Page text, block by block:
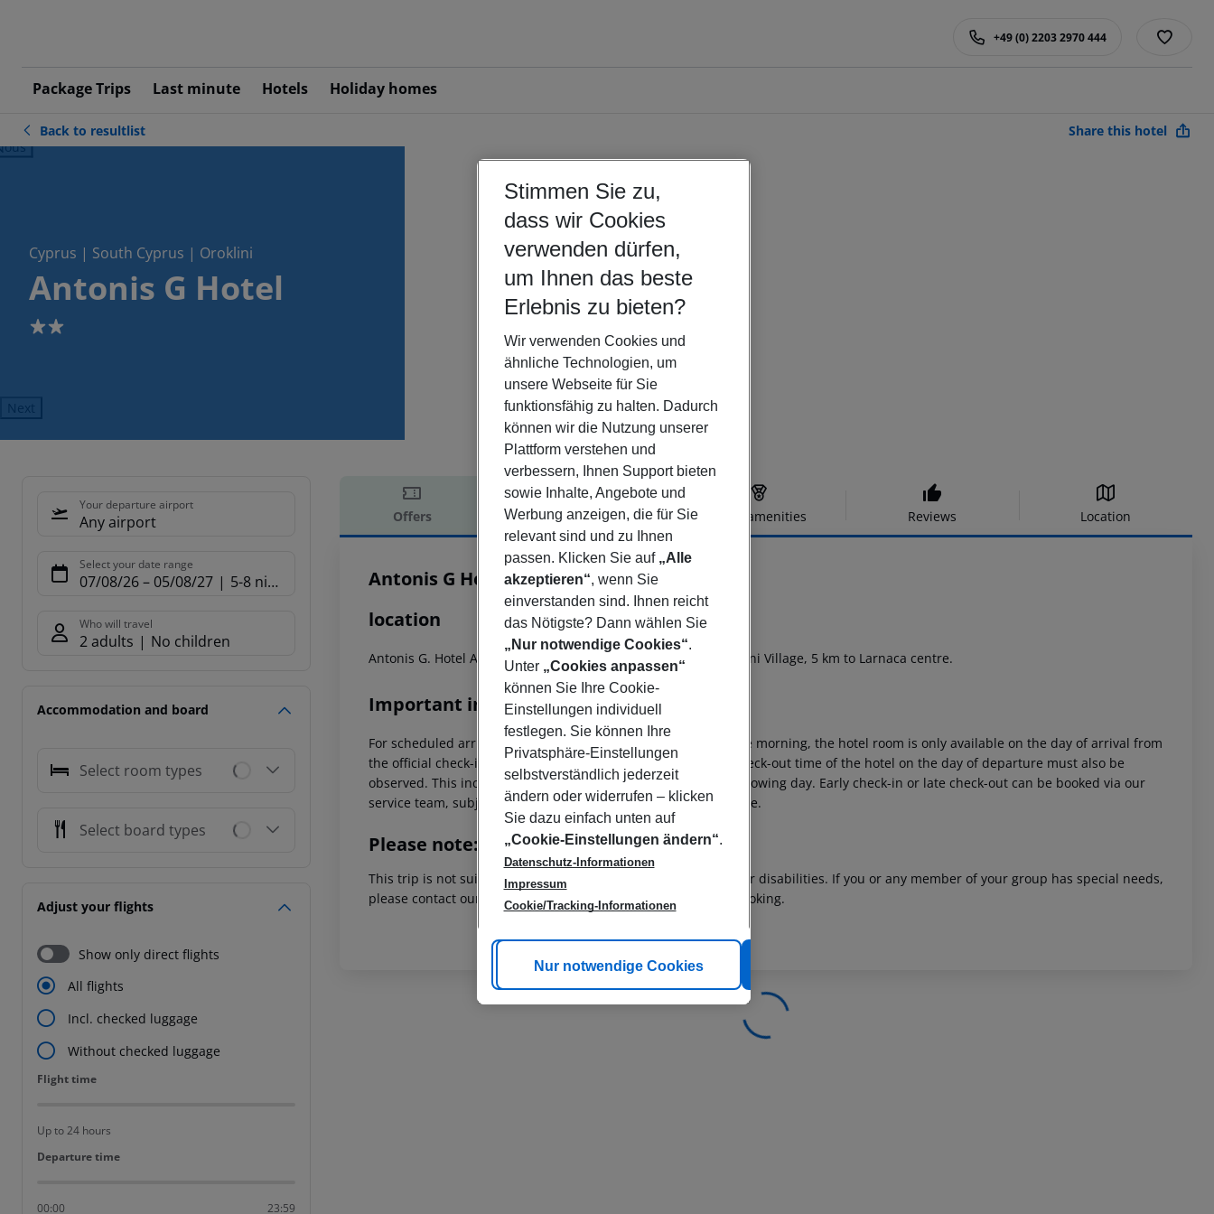
Package Trips Last minute Hotels Holiday homes
+49 (0) 2203 2970 444
Back to resultlist Share this hotel
Cyprus | South Cyprus | Oroklini
Antonis G Hotel
2
Next
Your departure airport
Any airport
Select your date range
07/08/26– 05/08/27 5-8 nights
Who will travel
2 adults No children
Accommodation and board
Select room types
Select board types
Adjust your flights
Show only direct flights
All flights
Incl. checked luggage
Without checked luggage
Flight time
Flight time
Up to 24 hours
Departure time
Departure time
00:00 23:59
Offers Offer description Hotel amenities Reviews Location
Offer description
Antonis G Hotel
2
location
Antonis G. Hotel Apartments are located in the centre of Oroklini Village, 5 km to Larnaca centre.
Important info
For scheduled arrivals in the destination area from 04:00 in the morning, the hotel room is only available on the day of arrival from
the official check-in time of the respective hotel. The official check-out time of the hotel on the day of departure must also be
observed. This includes return flights until 3.00 a.m. on the following day. Early check-in or late check-out can be booked via our
service team, subject to availability and for an additional charge.
Please note:
This trip is not suitable for passengers with reduced mobility or disabilities. If you or any member of your group has special needs,
please contact our customer service before confirming your booking.
Stimmen Sie zu,
dass wir Cookies
verwenden dürfen,
um Ihnen das beste
Erlebnis zu bieten?
Wir verwenden Cookies und
ähnliche Technologien, um
unsere Webseite für Sie
funktionsfähig zu halten. Dadurch
können wir die Nutzung unserer
Plattform verstehen und
verbessern, Ihnen Support bieten
sowie Inhalte, Angebote und
Werbung anzeigen, die für Sie
relevant sind und zu Ihnen
passen. Klicken Sie auf „Alle
akzeptieren“, wenn Sie
einverstanden sind. Ihnen reicht
das Nötigste? Dann wählen Sie
„Nur notwendige Cookies“.
Unter „Cookies anpassen“
können Sie Ihre Cookie-
Einstellungen individuell
festlegen. Sie können Ihre
Privatsphäre-Einstellungen
selbstverständlich jederzeit
ändern oder widerrufen – klicken
Sie dazu einfach unten auf
„Cookie-Einstellungen ändern“.
Datenschutz-Informationen
Impressum
Cookie/Tracking-Informationen
Cookie anpassen
Nur notwendige Cookies